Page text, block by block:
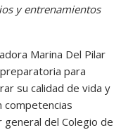
y entrenamientos
Marina Del Pilar
para
su calidad de vida y
competencias
del Colegio de